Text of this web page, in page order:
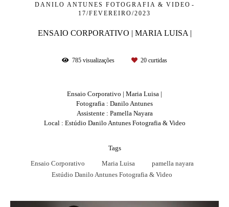
DANILO ANTUNES FOTOGRAFIA & VIDEO
17/FEVEREIRO/2023
ENSAIO CORPORATIVO | MARIA LUISA |
785 visualizações 20 curtidas
Ensaio Corporativo | Maria Luisa |
Fotografia : Danilo Antunes
Assistente : Pamella Nayara
Local : Estúdio Danilo Antunes Fotografia & Video
Tags
Ensaio Corporativo
Maria Luisa
pamella nayara
Estúdio Danilo Antunes Fotografia & Video